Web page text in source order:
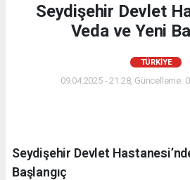
Seydişehir Devlet
Veda ve Yeni
TÜRKIYE
09.04.2025 - 21:28, Güncelleme:
Seydişehir Devlet
Başlangıç